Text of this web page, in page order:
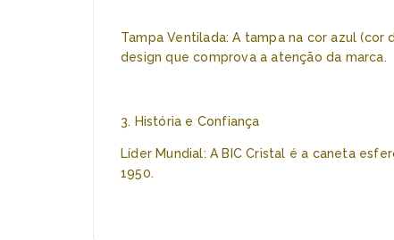
Tampa Ventilada: A tampa na cor azul
design que comprova a atenção da marca.
3. História e Confiança
Líder Mundial: A BIC Cristal é a caneta
1950.